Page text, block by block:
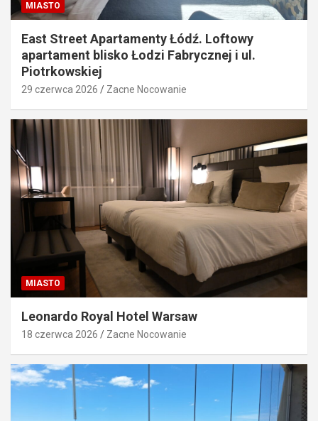
MIASTO
East Street Apartamenty Łódź. Loftowy
apartament blisko Łodzi Fabrycznej i ul.
Piotrkowskiej
29 czerwca 2026 Zacne Nocowanie
MIASTO
Leonardo Royal Hotel Warsaw
18 czerwca 2026 Zacne Nocowanie